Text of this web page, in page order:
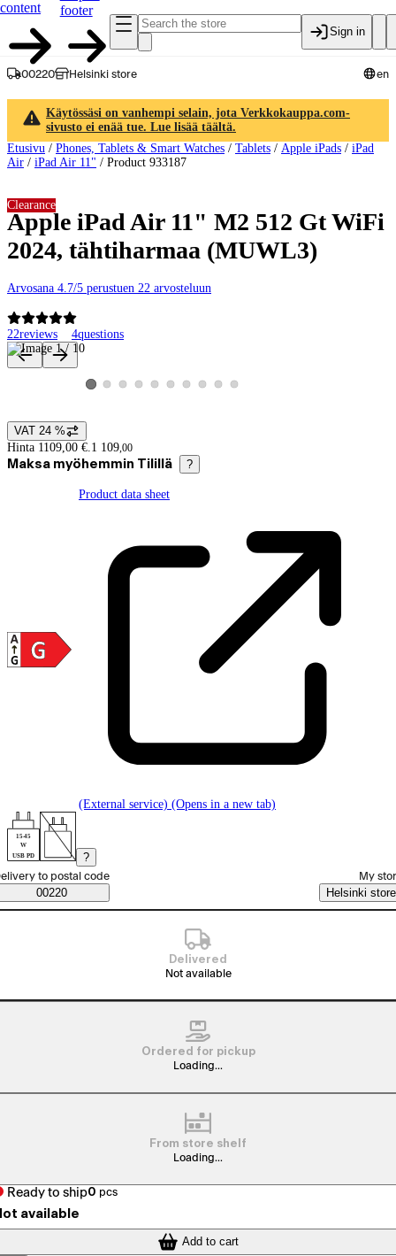
content
footer
Sign in
00220 Helsinki store en
Käytössäsi on vanhempi selain, jota Verkkokauppa.com-
sivusto ei enää tue. Lue lisää täältä.
Etusivu / Phones, Tablets & Smart Watches / Tablets / Apple iPads / iPad
Air / iPad Air 11" / Product 933187
Apple iPad Air 11" M2 512 Gt WiFi
2024, tähtiharmaa (MUWL3)
Arvosana 4.7/5 perustuen 22 arvosteluun
22reviews 4questions
Clearance
Product images and videos
View product image 1
View product image 2
View product image 3
View product image 4
View product image 5
View product image 6
View product image 7
View product image 8
View product image 9
View product image 10
Price details
VAT 24 %
Hinta 1109,00 €. 1 109,00
Maksa myöhemmin Tilillä ?
Product data sheet
(External service) (Opens in a new tab)
15-45
W
USB PD
?
Saatavuustiedot
order method
to postal code
00220
My
Helsinki store
Delivered
Not available
Ordered for pickup
Loading...
From store shelf
Loading...
Ready to ship0 pcs
available
Add to cart